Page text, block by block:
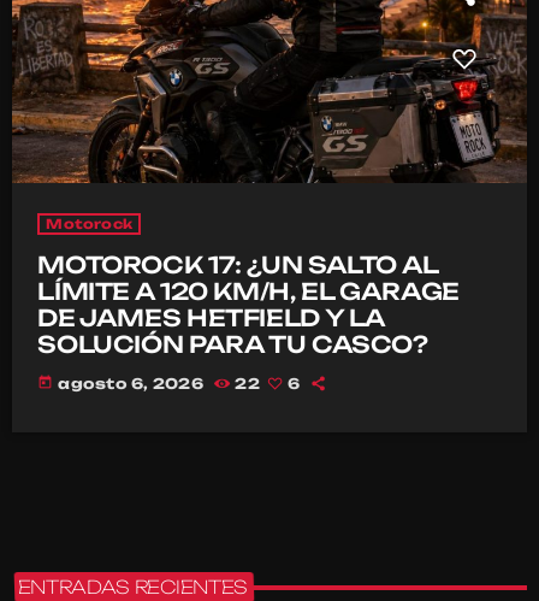
Motorock
MOTOROCK 17: ¿UN SALTO AL
LÍMITE A 120 KM/H, EL GARAGE
DE JAMES HETFIELD Y LA
SOLUCIÓN PARA TU CASCO?
today agosto 6, 2026 22 6
ENTRADAS RECIENTES